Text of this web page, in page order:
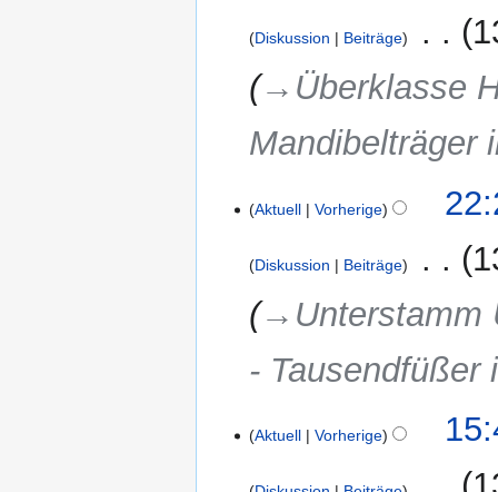
Diskussion Beiträge
→‎Überklasse
Mandibelträger
AprilAktuell Vorherige
Diskussion Beiträge
→‎Unterstamm
- Tausendfüßer
Aktuell Vorherige